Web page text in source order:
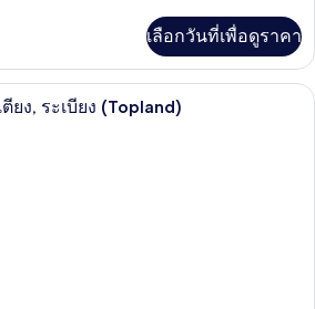
เลือกวันที่เพื่อดูราคา
ห้องสวีท, เตียงคิงไซส์ 1 เตียง, ระเบีย
ยง, ระเบียง (Topland)